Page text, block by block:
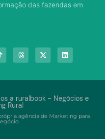
das fazendas em
a ruralbook - Negócios e
Rural
agência de Marketing para